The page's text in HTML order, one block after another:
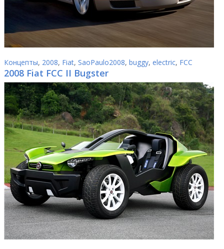
Концепты, 2008, Fiat, SaoPaulo2008, buggy, electric, FCC
2008 Fiat FCC II Bugster